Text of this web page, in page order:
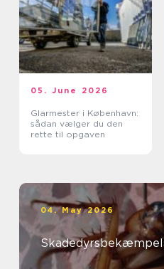
05. June 2026
Glarmester i København:
sådan vælger du den
rette til opgaven
04. May 2026